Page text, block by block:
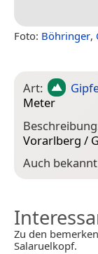
Foto: Böhringer,
Art:
Meter
Vorarlberg /
Auch
Zu den
Salaruelkopf.